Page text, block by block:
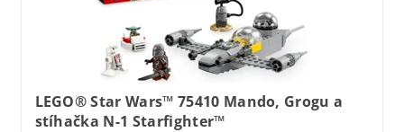
LEGO® Star Wars™ 75410 Mando, Grogu a
stíhačka N-1 Starfighter™